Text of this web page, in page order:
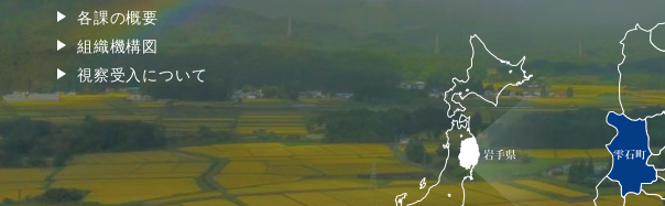
各課の概要
組織機構図
視察受入について